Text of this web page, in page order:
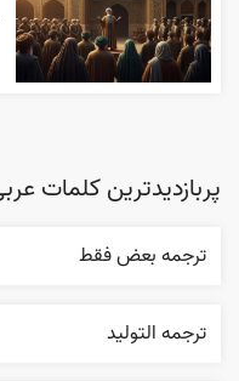
پربازدیدترین کلمات
ترجمه بعض فقط
ترجمه التوليد